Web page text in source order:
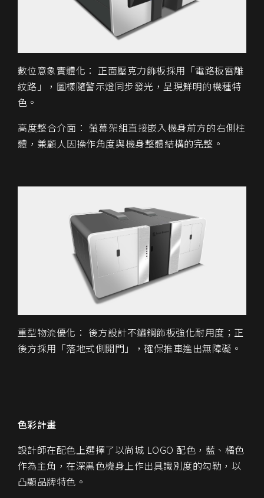
數位意象實體化： 正面壓克力飾板採用「電路板雷雕
紋路」，圖樣隨警示燈同步發光，呈現鮮明的機種特
色。
高度整合介面： 螢幕架組直接嵌入機身前方的右側柱
體，兼顧人因操作角度與機身整體結構的完整。
重型物流優化： 後方設計不鏽鋼飾板強化耐用度；正
後方採用「落地式側開門」，確保推車進出無障礙。
色彩計畫
設計師在配色上選擇了以尚城 LOGO 配色，藍、橘色
作為主角，在深黑色機身上作出具識別度的勾勒，以
凸顯品牌特色。